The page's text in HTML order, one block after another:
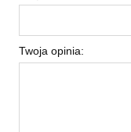
Twoja opinia: